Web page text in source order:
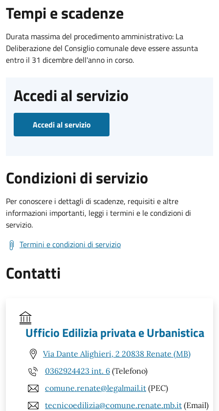
Tempi e scadenze
Durata massima del procedimento amministrativo: La
Deliberazione del Consiglio comunale deve essere assunta
entro il 31 dicembre dell'anno in corso.
Accedi al servizio
Accedi al servizio
Condizioni di servizio
Per conoscere i dettagli di scadenze, requisiti e altre
informazioni importanti, leggi i termini e le condizioni di
servizio.
Termini e condizioni di servizio
Contatti
Ufficio Edilizia privata e Urbanistica
Via Dante Alighieri, 2 20838 Renate (MB)
0362924423 int. 6 (Telefono)
comune.renate@legalmail.it (PEC)
tecnicoedilizia@comune.renate.mb.it (Email)